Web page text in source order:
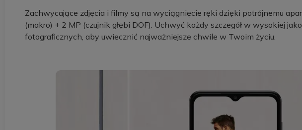
Zachwycające zdjęcia i filmy są na wyciągnięcie ręki dzięki potrójnemu
(makro) + 2 MP (czujnik głębi DOF). Uchwyć każdy szczegół w wysokiej
fotograficznych, aby uwiecznić najważniejsze chwile w Twoim życiu.